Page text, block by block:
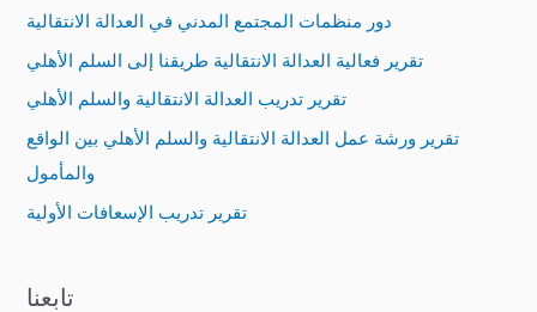
o
r
:
دور منظمات المجتمع المدني في العدالة الانتقالية
تقرير فعالية العدالة الانتقالية طريقنا إلى السلم الأهلي
تقرير تدريب العدالة الانتقالية والسلم الأهلي
تقرير ورشة عمل العدالة الانتقالية والسلم الأهلي بين الواقع
والمأمول
تقرير تدريب الإسعافات الأولية
تابعنا